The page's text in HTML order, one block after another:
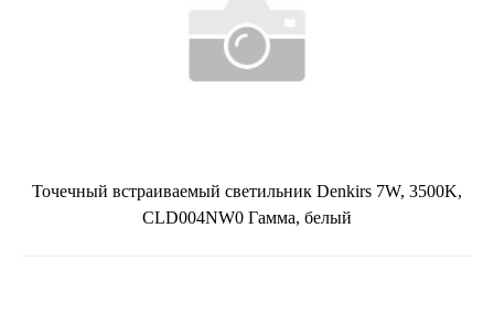
Точечный встраиваемый светильник Denkirs 7W, 3500K,
CLD004NW0 Гамма, белый